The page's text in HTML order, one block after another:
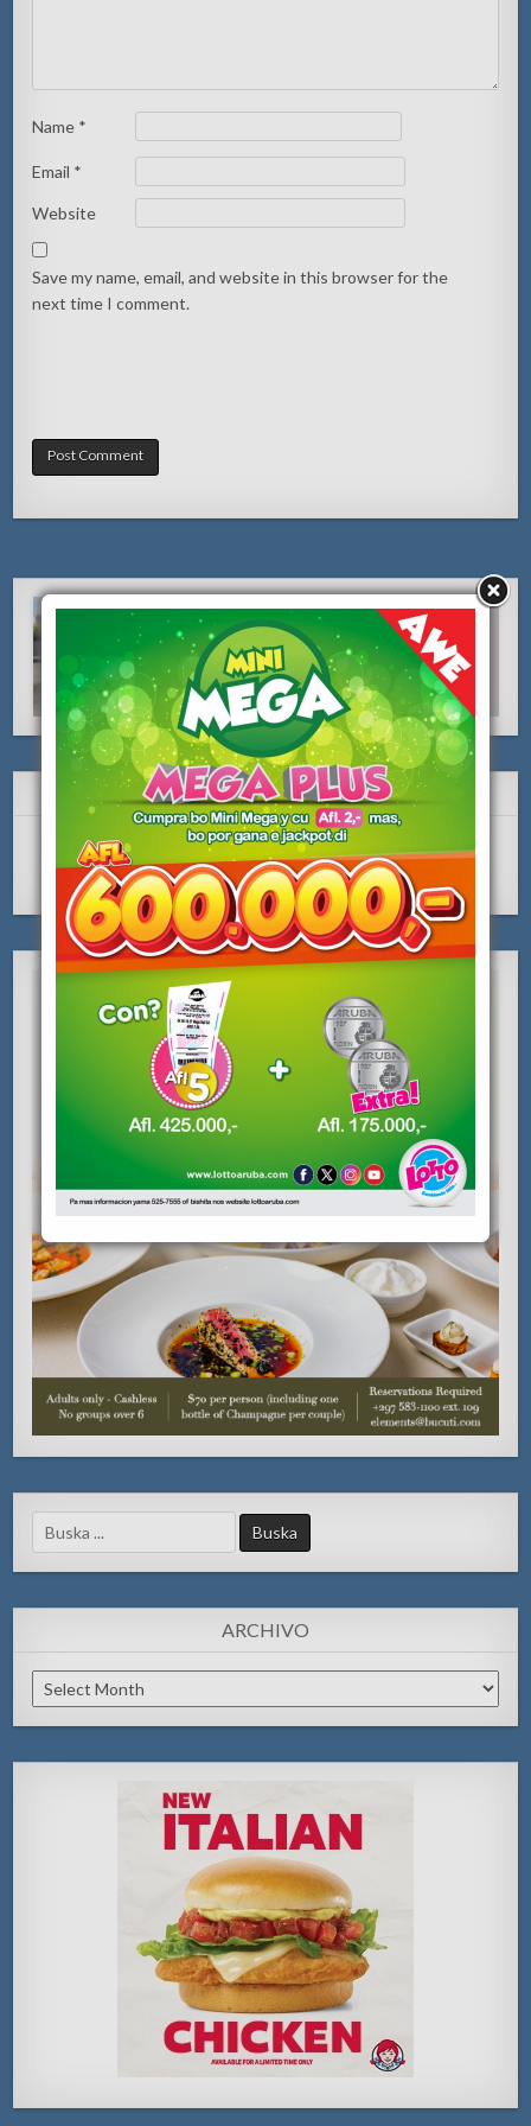
Name *
Email *
Website
Save my name, email, and website in this browser for the
next time I comment.
SUBSCRIBE Y LIKE NOS!
Search
for:
ARCHIVO
Archivo